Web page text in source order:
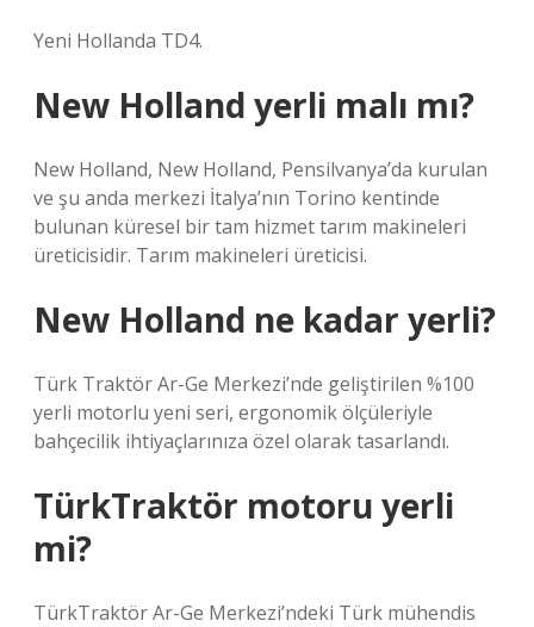
Yeni Hollanda TD4.
New Holland yerli malı mı?
New Holland, New Holland, Pensilvanya’da kurulan
ve şu anda merkezi İtalya’nın Torino kentinde
bulunan küresel bir tam hizmet tarım makineleri
üreticisidir. Tarım makineleri üreticisi.
New Holland ne kadar yerli?
Türk Traktör Ar-Ge Merkezi’nde geliştirilen %100
yerli motorlu yeni seri, ergonomik ölçüleriyle
bahçecilik ihtiyaçlarınıza özel olarak tasarlandı.
TürkTraktör motoru yerli
mi?
TürkTraktör Ar-Ge Merkezi’ndeki Türk mühendis